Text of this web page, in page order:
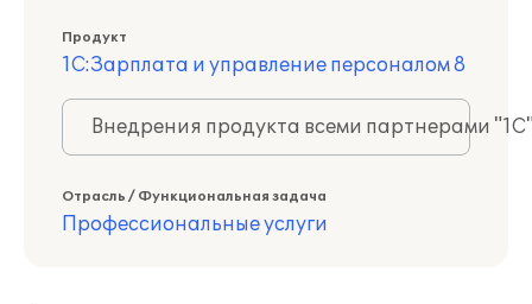
Продукт
1С:Зарплата и управление персоналом 8
Внедрения продукта всеми партнерами
Отрасль / Функциональная задача
Профессиональные услуги